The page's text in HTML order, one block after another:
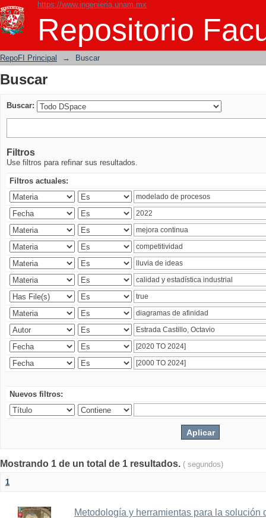
https://www.ingenieria.unam.mx
Repositorio
Buscar
RepoFI Principal → Buscar
Buscar
Buscar:
Filtros
Use filtros para refinar sus resultados.
Filtros actuales:
Nuevos filtros:
Mostrando 1 de un total de 1 resultados. ( segundos)
1
Metodología y herramientas para la solución